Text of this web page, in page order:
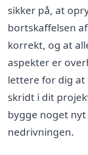
sikker på, at
bortskaffelsen
korrekt, og at
aspekter er
lettere for dig
skridt i dit
bygge noget
nedrivningen.